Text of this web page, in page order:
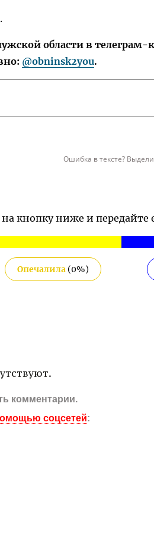
области в телеграм-
@obninsk2you.
Ошибка в тексте?
кнопку ниже и передайте
Опечалила(0%)
комментарии.
соцсетей: